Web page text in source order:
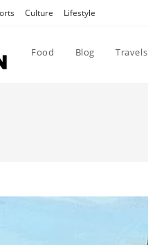
Culture Lifestyle
Food Blog Travels